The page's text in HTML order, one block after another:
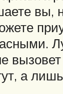
вы,
а